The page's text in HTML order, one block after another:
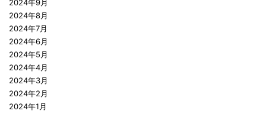
2024年9月
2024年8月
2024年7月
2024年6月
2024年5月
2024年4月
2024年3月
2024年2月
2024年1月